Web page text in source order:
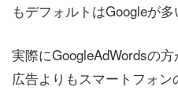
もデフォルトはGoogleが多
実際にGoogleAdWordsの
広告よりもスマートフォ